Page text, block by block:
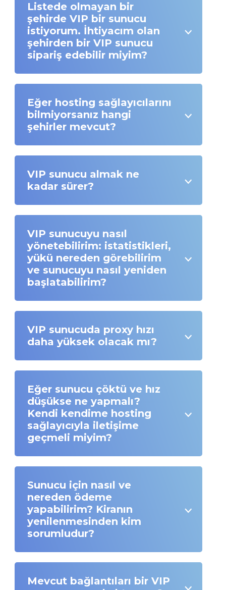
Listede olmayan bir
şehirde VIP bir sunucu
istiyorum. İhtiyacım olan
şehirden bir VIP sunucu
sipariş edebilir miyim?
Eğer hosting sağlayıcılarını
bilmiyorsanız hangi
şehirler mevcut?
VIP sunucu almak ne
kadar sürer?
VIP sunucuyu nasıl
yönetebilirim: istatistikleri,
yükü nereden görebilirim
ve sunucuyu nasıl yeniden
başlatabilirim?
VIP sunucuda proxy hızı
daha yüksek olacak mı?
Eğer sunucu çöktü ve hız
düşükse ne yapmalı?
Kendi kendime hosting
sağlayıcıyla iletişime
geçmeli miyim?
Sunucu için nasıl ve
nereden ödeme
yapabilirim? Kiranın
yenilenmesinden kim
sorumludur?
Mevcut bağlantıları bir VIP